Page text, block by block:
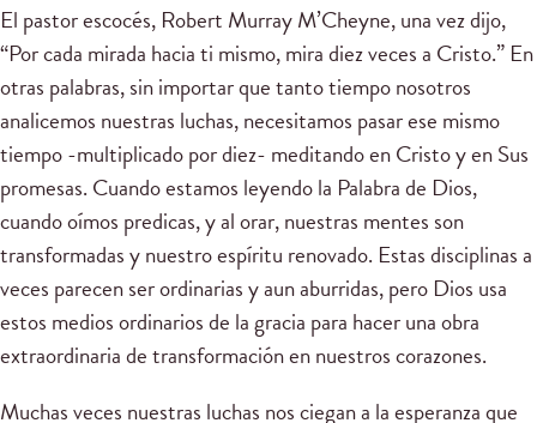
El pastor escocés, Robert Murray M’Cheyne, una vez dijo,
“Por cada mirada hacia ti mismo, mira diez veces a Cristo.” En
otras palabras, sin importar que tanto tiempo nosotros
analicemos nuestras luchas, necesitamos pasar ese mismo
tiempo -multiplicado por diez- meditando en Cristo y en Sus
promesas. Cuando estamos leyendo la Palabra de Dios,
cuando oímos predicas, y al orar, nuestras mentes son
transformadas y nuestro espíritu renovado. Estas disciplinas a
veces parecen ser ordinarias y aun aburridas, pero Dios usa
estos medios ordinarios de la gracia para hacer una obra
extraordinaria de transformación en nuestros corazones.
Muchas veces nuestras luchas nos ciegan a la esperanza que